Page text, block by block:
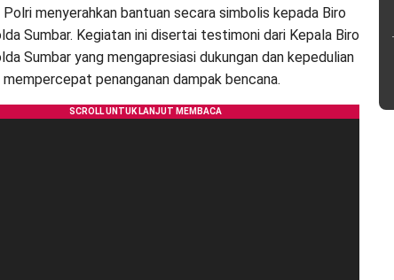
menyerahkan bantuan secara simbolis kepada Biro
Sumbar. Kegiatan ini disertai testimoni dari Kepala Biro
Sumbar yang mengapresiasi dukungan dan kepedulian
penanganan dampak bencana.